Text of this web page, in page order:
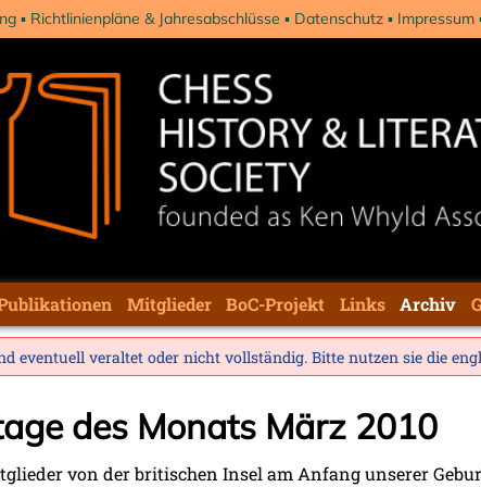
Richtlinienpläne & Jahresabschlüsse Datenschutz Impressum
Mitglieder BoC-Projekt Links Archiv
eventuell veraltet oder nicht vollständig. Bitte nutzen sie die
des Monats März 2010
von der britischen Insel am Anfang unserer